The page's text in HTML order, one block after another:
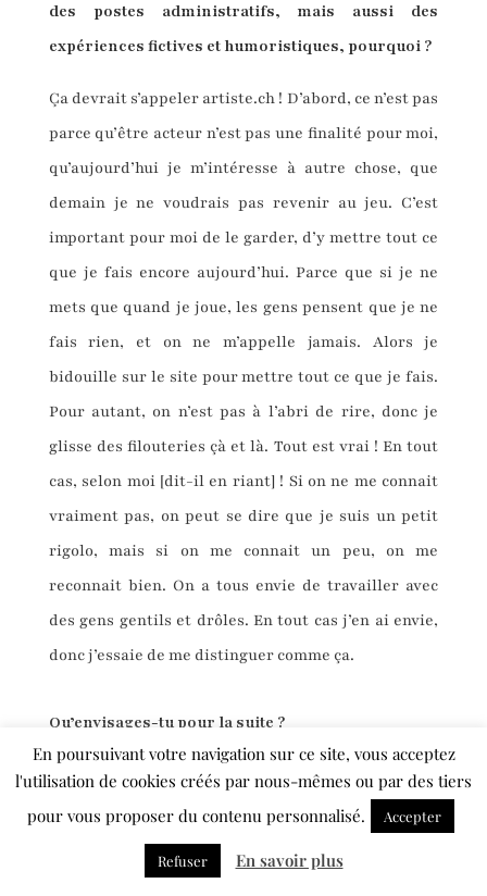
des postes administratifs, mais aussi des
expériences fictives et humoristiques, pourquoi ?
Ça devrait s’appeler artiste.ch ! D’abord, ce n’est pas
parce qu’être acteur n’est pas une finalité pour moi,
qu’aujourd’hui je m’intéresse à autre chose, que
demain je ne voudrais pas revenir au jeu. C’est
important pour moi de le garder, d’y mettre tout ce
que je fais encore aujourd’hui. Parce que si je ne
mets que quand je joue, les gens pensent que je ne
fais rien, et on ne m’appelle jamais. Alors je
bidouille sur le site pour mettre tout ce que je fais.
Pour autant, on n’est pas à l’abri de rire, donc je
glisse des filouteries çà et là. Tout est vrai ! En tout
cas, selon moi [dit-il en riant] ! Si on ne me connait
vraiment pas, on peut se dire que je suis un petit
rigolo, mais si on me connait un peu, on me
reconnait bien. On a tous envie de travailler avec
des gens gentils et drôles. En tout cas j’en ai envie,
donc j’essaie de me distinguer comme ça.
Qu’envisages-tu pour la suite ?
Continuer mes mandats, déjà ! Maintenant je
m’intéresse à la question de la programmation.
J’aimerais beaucoup mettre mon énergie au profit
d’autres projets pour qu’ils existent, ou au profit de
En poursuivant votre navigation sur ce site, vous acceptez
l'utilisation de cookies créés par nous-mêmes ou par des tiers
pour vous proposer du contenu personnalisé.
Accepter
Refuser En savoir plus